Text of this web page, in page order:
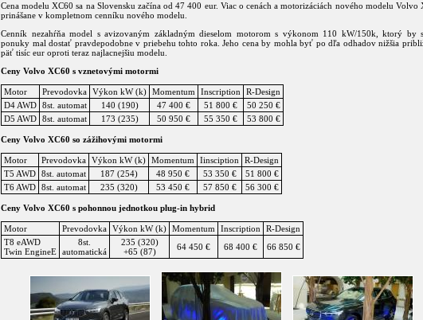
Cena modelu XC60 sa na Slovensku začína od 47 400 eur. Viac o cenách a motorizáciách nového modelu Volvo
prinášane v kompletnom cenníku nového modelu.
Cenník nezahŕňa model s avizovaným základným dieselom motorom s výkonom 110 kW/150k, ktorý by
ponuky mal dostať pravdepodobne v priebehu tohto roka. Jeho cena by mohla byť po dľa odhadov nižšia
päť tisíc eur oproti teraz najlacnejšiu modelu.
Ceny Volvo XC60 s vznetovými motormi
Motor Prevodovka Výkon kW (k) Momentum Inscription
R-Design
D4 AWD 8st. automat 140 (190) 47 400 € 51 800 €
50 250 €
D5 AWD 8st. automat 173 (235) 50 950 € 55 350 € 53 800 €
Ceny Volvo XC60 so zážihovými motormi
Motor Prevodovka Výkon kW (k) Momentum Iinsciption
R-Design
T5 AWD 8st. automat 187 (254) 48 950 € 53 350 €
51 800 €
T6 AWD 8st. automat 235 (320) 53 450 € 57 850 € 56 300 €
Ceny Volvo XC60 s pohonnou jednotkou plug-in hybrid
Motor Prevodovka Výkon kW (k) Momentum Inscription
R-Design
T8 eAWD
Twin EngineE
8st.
automatická
235 (320)
+65 (87)
64 450 € 68 400 € 66 850 €